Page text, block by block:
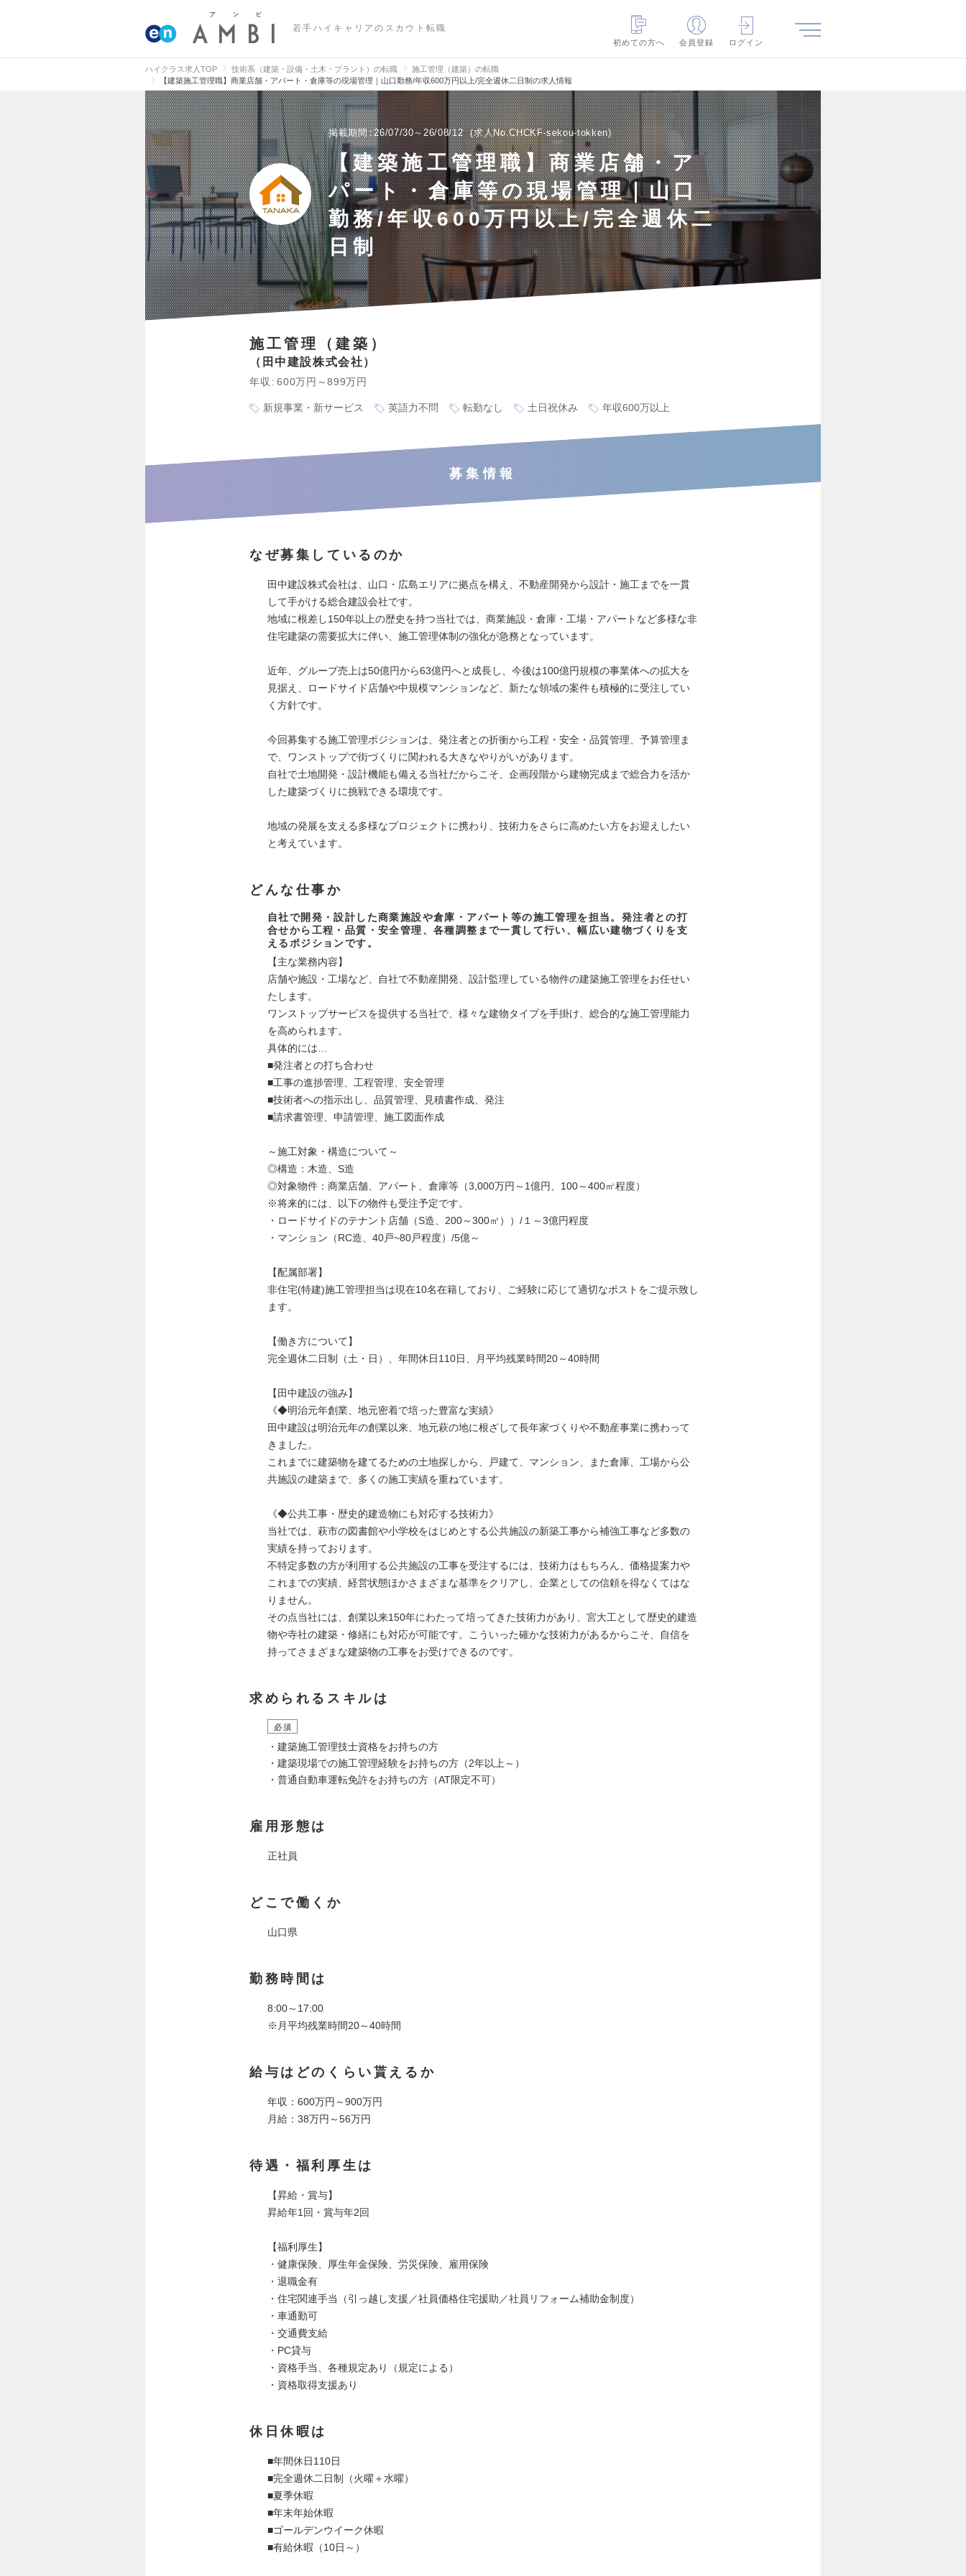
若手ハイキャリアのスカウト転職
初めての方へ
会員登録 ログイン
ハイクラス求人TOP 技術系（建築・設備・土木・プラント）の転職
施工管理（建築）の転職
【建築施工管理職】商業店舗・アパート・倉庫等の現場管理｜山口勤務/年収600万円以上/完全週休二日制の求人情報
掲載期間 26/07/30～26/08/12 求人No.CHCKF-sekou-tokken
【建築施工管理職】商業店舗・ア
パート・倉庫等の現場管理｜山口
勤務/年収600万円以上/完全週休二
日制
施工管理（建築）
田中建設株式会社
年収 600万円～899万円
新規事業・新サービス 英語力不問 転勤なし 土日祝休み 年収600万以上
募集情報
なぜ募集しているのか
田中建設株式会社は、山口・広島エリアに拠点を構え、不動産開発から設計・施工までを一貫
して手がける総合建設会社です。
地域に根差し150年以上の歴史を持つ当社では、商業施設・倉庫・工場・アパートなど多様な非
住宅建築の需要拡大に伴い、施工管理体制の強化が急務となっています。
近年、グループ売上は50億円から63億円へと成長し、今後は100億円規模の事業体への拡大を
見据え、ロードサイド店舗や中規模マンションなど、新たな領域の案件も積極的に受注してい
く方針です。
今回募集する施工管理ポジションは、発注者との折衝から工程・安全・品質管理、予算管理ま
で、ワンストップで街づくりに関われる大きなやりがいがあります。
自社で土地開発・設計機能も備える当社だからこそ、企画段階から建物完成まで総合力を活か
した建築づくりに挑戦できる環境です。
地域の発展を支える多様なプロジェクトに携わり、技術力をさらに高めたい方をお迎えしたい
と考えています。
どんな仕事か
自社で開発・設計した商業施設や倉庫・アパート等の施工管理を担当。発注者との打
合せから工程・品質・安全管理、各種調整まで一貫して行い、幅広い建物づくりを支
えるポジションです。
【主な業務内容】
店舗や施設・工場など、自社で不動産開発、設計監理している物件の建築施工管理をお任せい
たします。
ワンストップサービスを提供する当社で、様々な建物タイプを手掛け、総合的な施工管理能力
を高められます。
具体的には…
■発注者との打ち合わせ
■工事の進捗管理、工程管理、安全管理
■技術者への指示出し、品質管理、見積書作成、発注
■請求書管理、申請管理、施工図面作成
～施工対象・構造について～
◎構造：木造、S造
◎対象物件：商業店舗、アパート、倉庫等（3,000万円～1億円、100～400㎡程度）
※将来的には、以下の物件も受注予定です。
・ロードサイドのテナント店舗（S造、200～300㎡））/１～3億円程度
・マンション（RC造、40戸~80戸程度）/5億～
【配属部署】
非住宅(特建)施工管理担当は現在10名在籍しており、ご経験に応じて適切なポストをご提示致し
ます。
【働き方について】
完全週休二日制（土・日）、年間休日110日、月平均残業時間20～40時間
【田中建設の強み】
《◆明治元年創業、地元密着で培った豊富な実績》
田中建設は明治元年の創業以来、地元萩の地に根ざして長年家づくりや不動産事業に携わって
きました。
これまでに建築物を建てるための土地探しから、戸建て、マンション、また倉庫、工場から公
共施設の建築まで、多くの施工実績を重ねています。
《◆公共工事・歴史的建造物にも対応する技術力》
当社では、萩市の図書館や小学校をはじめとする公共施設の新築工事から補強工事など多数の
実績を持っております。
不特定多数の方が利用する公共施設の工事を受注するには、技術力はもちろん、価格提案力や
これまでの実績、経営状態ほかさまざまな基準をクリアし、企業としての信頼を得なくてはな
りません。
その点当社には、創業以来150年にわたって培ってきた技術力があり、宮大工として歴史的建造
物や寺社の建築・修繕にも対応が可能です。こういった確かな技術力があるからこそ、自信を
持ってさまざまな建築物の工事をお受けできるのです。
求められるスキルは
必須
・建築施工管理技士資格をお持ちの方
・建築現場での施工管理経験をお持ちの方（2年以上～）
・普通自動車運転免許をお持ちの方（AT限定不可）
雇用形態は
正社員
どこで働くか
山口県
勤務時間は
8:00～17:00
※月平均残業時間20～40時間
給与はどのくらい貰えるか
年収：600万円～900万円
月給：38万円～56万円
待遇・福利厚生は
【昇給・賞与】
昇給年1回・賞与年2回
【福利厚生】
・健康保険、厚生年金保険、労災保険、雇用保険
・退職金有
・住宅関連手当（引っ越し支援／社員価格住宅援助／社員リフォーム補助金制度）
・車通勤可
・交通費支給
・PC貸与
・資格手当、各種規定あり（規定による）
・資格取得支援あり
休日休暇は
■年間休日110日
■完全週休二日制（火曜＋水曜）
■夏季休暇
■年末年始休暇
■ゴールデンウイーク休暇
■有給休暇（10日～）